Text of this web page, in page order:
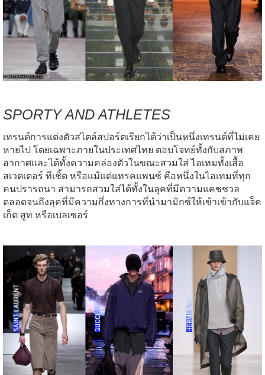
SPORTY AND ATHLETES
เทรนด์การแต่งตัวสไตล์สปอร์ตเรียกได้ว่าเป็นหนึ่งเทรนด์ที่ไม่เคย
หายไป โดยเฉพาะภายในประเทศไทย ตอบโจทย์ทั้งกับสภาพ
อากาศและได้ทั้งความคล่องตัวในขณะสวมใส่ ไอเทมทั้งเสื้อ
สเวตเตอร์ ทีเชิ้ต หรือแม้แต่แทรคแพนซ์ คือหนึ่งในไอเทมที่ทุก
คนปรารถนา สามารถสวมใส่ได้ทั้งในลุคที่มีความแคชชวล
ตลอดจนถึงลุคที่มีความกึ่งทางการที่นำมามิกซ์ให้เข้าเข้ากับแจ็ค
เก็ต สูท หรือเบลเซอร์